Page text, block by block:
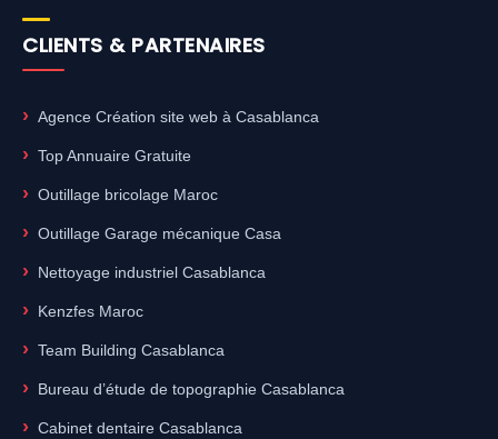
CLIENTS & PARTENAIRES
Agence Création site web à Casablanca
Top Annuaire Gratuite
Outillage bricolage Maroc
Outillage Garage mécanique Casa
Nettoyage industriel Casablanca
Kenzfes Maroc
Team Building Casablanca
Bureau d’étude de topographie Casablanca
Cabinet dentaire Casablanca